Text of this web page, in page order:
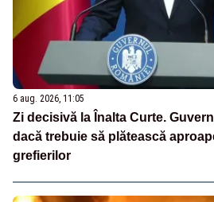
6 aug. 2026, 11:05
Zi decisivă la Înalta Curte.
dacă trebuie să plătească
grefierilor